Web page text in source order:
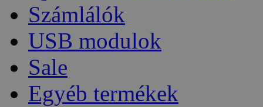
Számlálók
USB modulok
Sale
Egyéb termékek